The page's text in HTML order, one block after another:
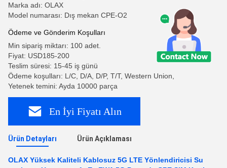
Marka adı: OLAX
Model numarası: Dış mekan CPE-O2
Ödeme ve Gönderim Koşulları
Min sipariş miktarı: 100 adet.
Fiyat: USD185-200
Teslim süresi: 15-45 iş günü
Ödeme koşulları: L/C, D/A, D/P, T/T, Western Union,
Yetenek temini: Ayda 10000 parça
En İyi Fiyatı Alın
Ürün Detayları Ürün Açıklaması
OLAX Yüksek Kaliteli Kablosuz 5G LTE Yönlendiricisi Su